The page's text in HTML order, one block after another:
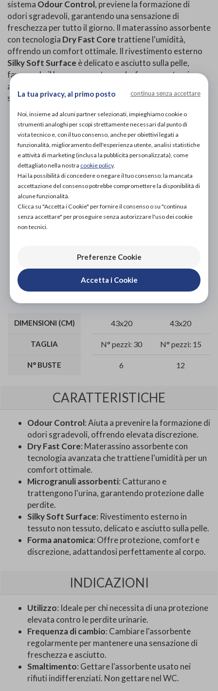
sistema Odour Control, previene la formazione di
odori sgradevoli, garantendo una sensazione di
freschezza per tutto il giorno. Il materassino assorbente
con tecnologia Dry Fast Coretrattiene l'umidità,
offrendo un comfort ottimale. Il rivestimento esterno
Silky Soft Surface è delicato e asciutto sulla pelle,
favorendo il benessere cutaneo. La forma anatomica
assicura discrezione e comfort, permettendoti di
sentirti a tuo agio in ogni situazione.
PROVA E ACQUISTA IN NEGOZIO
NON DISPONIBILE
PROVA E NOLEGGIA IN NEGOZIO
NON DISPONIBILE
ACQUISTA ONLINE
DA5,20€
Aggiungi al carrello
DIMENSIONI (CM) 43x20 43x20
TAGLIA N° pezzi: 30 N° pezzi: 15
N° BUSTE 6 12
CARATTERISTICHE
Odour Control: Aiuta a prevenire la formazione di
odori sgradevoli, offrendo elevata discrezione.
Dry Fast Core: Materassino assorbente con
tecnologia avanzata che trattiene l'umidità per un
comfort ottimale.
Microgranuli assorbenti: Catturano e
trattengono l'urina, garantendo protezione dalle
perdite.
Silky Soft Surface: Rivestimento esterno in
tessuto non tessuto, delicato e asciutto sulla pelle.
Forma anatomica: Offre protezione, comfort e
discrezione, adattandosi perfettamente al corpo.
INDICAZIONI
Utilizzo: Ideale per chi necessita di una protezione
elevata contro le perdite urinarie.
Frequenza di cambio: Cambiare l'assorbente
regolarmente per mantenere una sensazione di
freschezza e asciutto.
Smaltimento: Gettare l'assorbente usato nei
rifiuti indifferenziati. Non gettare nel WC.
La tua privacy, al primo posto continua senza accettare
Noi, insieme ad alcuni partner selezionati, impieghiamo cookie o
strumenti analoghi per scopi strettamente necessari dal punto di
vista tecnico e, con il tuo consenso, anche per obiettivi legati a
funzionalità, miglioramento dell'esperienza utente, analisi statistiche
e attività di marketing (inclusa la pubblicità personalizzata), come
dettagliato nella nostra cookie policy.
Hai la possibilità di concedere o negare il tuo consenso: la mancata
accettazione del consenso potrebbe compromettere la disponibilità di
alcune funzionalità.
Clicca su "Accetta i Cookie" per fornire il consenso o su "continua
senza accettare" per proseguire senza autorizzare l'uso dei cookie
non tecnici.
Preferenze Cookie
Accetta i Cookie